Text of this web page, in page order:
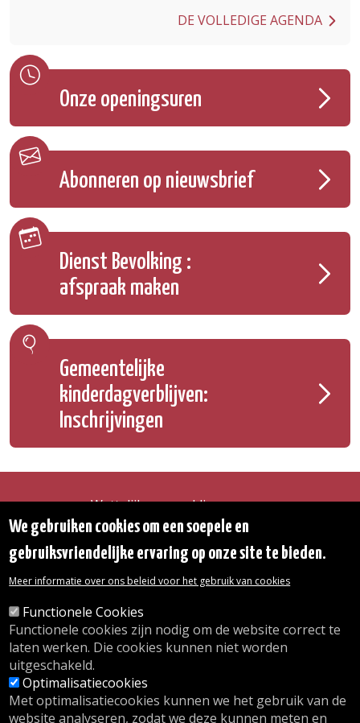
DE VOLLEDIGE AGENDA
Onze openingsuren
Abonneren op nieuwsbrief
Dienst Bevolking :
afspraak maken
Gemeentelijke
kinderdagverblijven:
Inschrijvingen
Wettelijke vermeldingen
Toegankelijkheidsverklaring
Toegang tot het Gemeentehuis
De gemeente diensten
Contact
© 2026 Gemeente Oudergem
Emile Idiersstraat 12 - 1160 Oudergem
Tel. :02/676.48.11.
We gebruiken cookies om een soepele en
gebruiksvriendelijke ervaring op onze site te bieden.
Meer informatie over ons beleid voor het gebruik van cookies
Functionele Cookies
Functionele cookies zijn nodig om de website correct te
laten werken. Die cookies kunnen niet worden
uitgeschakeld.
Optimalisatiecookies
Met optimalisatiecookies kunnen we het gebruik van de
website analyseren, zodat we deze kunnen meten en